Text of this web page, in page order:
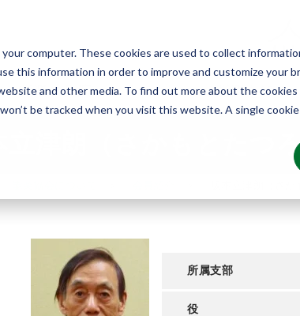
computer. These cookies are used to collect
this information in order to improve and customize your
and other media. To find out more about the cookies
be tracked when you visit this website. A single
能楽の公演 能楽を知る
立津朗（さかもとたつ
所属支部
役